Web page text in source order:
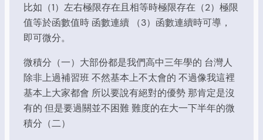
比如（1）左右極限存在且相等時極限存在（2）極限
值等於函數值時 函數連續 （3）函數連續時可導，
即可微分。
微積分（一）大部份都是我們高中三年學的 台灣人
除非上過補習班 不然基本上不太會的 不過像我這裡
基本上大家都會 所以要說有絕對的優勢 那肯定是沒
有的 但是要過關並不困難 難度的在大一下半年的微
積分（二）